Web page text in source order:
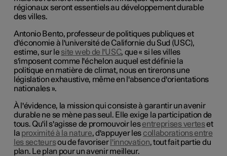
régionaux seront essentiels au développement durable
des villes.
Antonio Bento, professeur de politiques publiques et
d'économie à l'université de Californie du Sud (USC),
estime, sur lesite web de l'USC, que « si les villes
s'imposent comme l'échelon auquel est définie la
politique en matière de climat, nous en tirerons une
législation exhaustive, même en l'absence d'orientations
nationales ».
À l'évidence, la mission qui consiste à garantir un avenir
durable ne se mène pas seul. Elle exige la participation de
tous. Qu'il s'agisse de promouvoir lesentreprises verteset
la proximité à la nature, d'appuyer lescollaborations entre
les secteursou de favoriser l'innovation, tout fait partie du
plan. Le plan pour un avenir meilleur.